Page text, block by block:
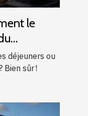
le
déjeuners ou
Bien sûr !